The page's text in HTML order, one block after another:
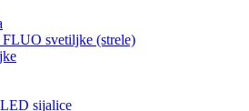
svetiljke (strele)
sijalice